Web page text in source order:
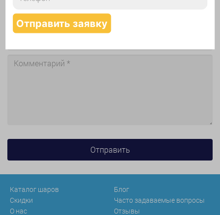
Каталог шаров
Скидки
О нас
Блог
Часто задаваемые вопросы
Отзывы